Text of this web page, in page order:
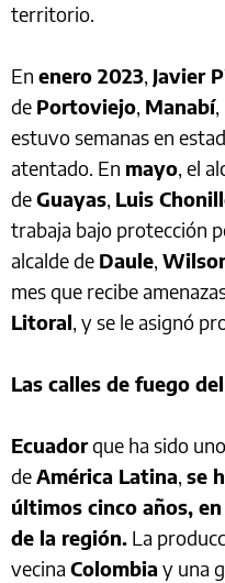
territorio.
En enero 2023, Javier
de Portoviejo, Manabí,
estuvo semanas en
atentado. En mayo, el
deGuayas, Luis
trabaja bajo protección
alcalde de Daule,
mes que recibe
Litoral, y se le asignó
Las calles de fuego
Ecuadorque ha sido
deAmérica Latina, se
últimos cinco años,
de la región. La
vecina Colombia y una